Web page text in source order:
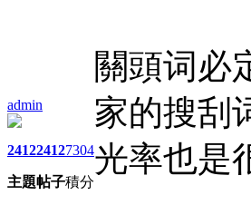
admin
2412
主題
2412
帖子
7304
積分
關頭词必
家的搜刮
光率也是